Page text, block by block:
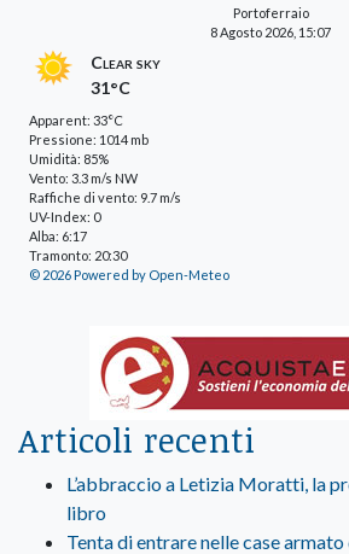
Portoferraio
8 Agosto 2026, 15:07
Clear sky
31°C
Apparent: 33°C
Pressione: 1014 mb
Umidità: 85%
Vento: 3.3 m/s NW
Raffiche di vento: 9.7 m/s
UV-Index: 0
Alba: 6:17
Tramonto: 20:30
© 2026 Powered by Open-Meteo
Articoli recenti
L’abbraccio a Letizia Moratti, la
libro
Tenta di entrare nelle case armato